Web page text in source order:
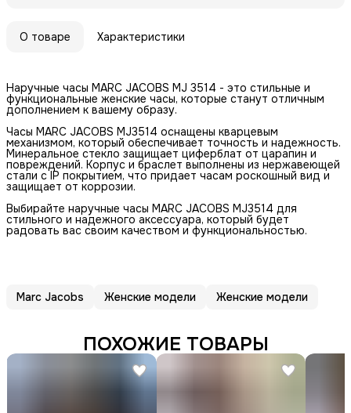
О товаре Характеристики
Наручные часы MARC JACOBS MJ 3514 - это стильные и
функциональные женские часы, которые станут отличным
дополнением к вашему образу.
Часы MARC JACOBS MJ3514 оснащены кварцевым
механизмом, который обеспечивает точность и надежность.
Минеральное стекло защищает циферблат от царапин и
повреждений. Корпус и браслет выполнены из нержавеющей
стали с IP покрытием, что придает часам роскошный вид и
защищает от коррозии.
Выбирайте наручные часы MARC JACOBS MJ3514 для
стильного и надежного аксессуара, который будет
радовать вас своим качеством и функциональностью.
Marc Jacobs Женские модели Женские модели
ПОХОЖИЕ ТОВАРЫ